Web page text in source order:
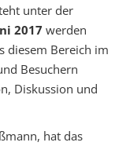
unter der
2017 werden
diesem Bereich im
Besuchern
Diskussion und
hat das